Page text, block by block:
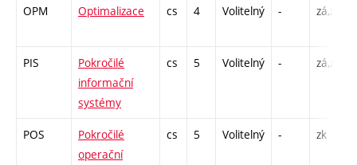
OPM Optimalizace cs 4 Volitelný - zá,zk
PIS
Pokročilé
informační
systémy
cs 5 Volitelný - zá,zk
POS
Pokročilé
operační
cs 5 Volitelný - zk